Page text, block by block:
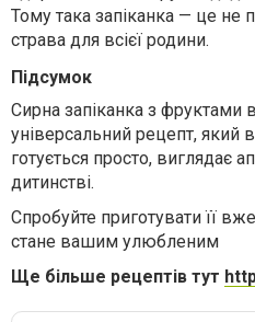
Тому така запіканка — це не
страва для всієї родини.
Підсумок
Сирна запіканка з фруктами
універсальний рецепт, який
готується просто, виглядає
дитинстві.
Спробуйте приготувати її
стане вашим улюбленим
Ще більше рецептів тут